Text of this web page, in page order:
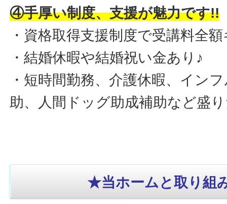
④手厚い制度、支援が魅力です!!
・資格取得支援制度で受講料全
・結婚休暇や結婚祝い金あり♪
・短時間勤務、介護休暇、イン
助、人間ドッグ助成補助など盛
★当ホームと取り組